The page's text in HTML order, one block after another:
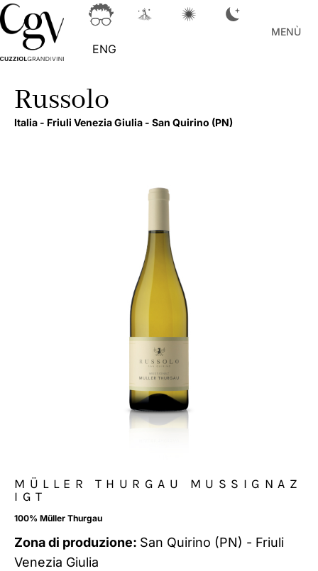
ENG
MENÙ
Russolo
Italia - Friuli Venezia Giulia - San Quirino (PN)
MÜLLER THURGAU MUSSIGNAZ
IGT
100% Müller Thurgau
Zona di produzione: San Quirino (PN) - Friuli
Venezia Giulia